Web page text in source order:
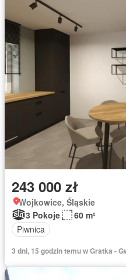
243 000 zł
Wojkowice, Śląskie
3 Pokoje
60 m²
Piwnica
3 dni, 15 godzin temu w Gratka -